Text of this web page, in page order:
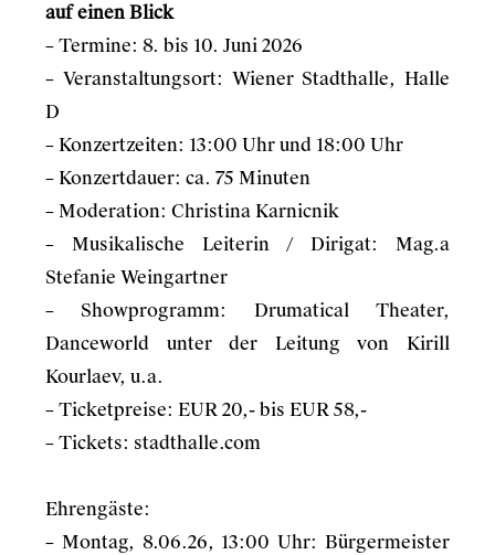
auf einen Blick
– Termine: 8. bis 10. Juni 2026
– Veranstaltungsort: Wiener Stadthalle, Halle
D
– Konzertzeiten: 13:00 Uhr und 18:00 Uhr
– Konzertdauer: ca. 75 Minuten
– Moderation: Christina Karnicnik
– Musikalische Leiterin / Dirigat: Mag.a
Stefanie Weingartner
– Showprogramm: Drumatical Theater,
Danceworld unter der Leitung von Kirill
Kourlaev, u.a.
– Ticketpreise: EUR 20,- bis EUR 58,-
– Tickets: stadthalle.com
Ehrengäste:
– Montag, 8.06.26, 13:00 Uhr: Bürgermeister